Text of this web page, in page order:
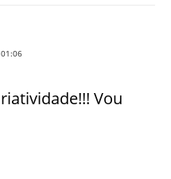
01:06
Vou